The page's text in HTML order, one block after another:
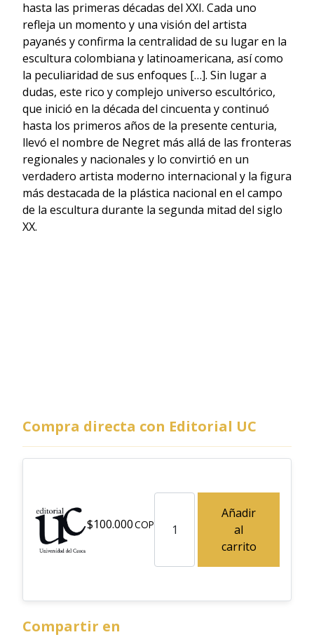
hasta las primeras décadas del XXI. Cada uno
refleja un momento y una visión del artista
payanés y confirma la centralidad de su lugar en la
escultura colombiana y latinoamericana, así como
la peculiaridad de sus enfoques […]. Sin lugar a
dudas, este rico y complejo universo escultórico,
que inició en la década del cincuenta y continuó
hasta los primeros años de la presente centuria,
llevó el nombre de Negret más allá de las fronteras
regionales y nacionales y lo convirtió en un
verdadero artista moderno internacional y la figura
más destacada de la plástica nacional en el campo
de la escultura durante la segunda mitad del siglo
XX.
Compra directa con Editorial UC
$100.000
Añadir
al
carrito
Compartir en